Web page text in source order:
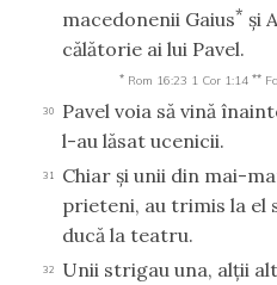
macedonenii Gaius* şi
călătorie ai lui Pavel.
* Rom 16:23 1 Cor 1:14 **
30
Pavel voia să vină
l-au lăsat ucenicii.
31
Chiar şi unii din mai-
prieteni, au trimis la el
ducă la teatru.
32
Unii strigau una, alţii